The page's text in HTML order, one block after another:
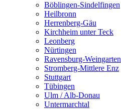
Böblingen-Sindelfingen
Heilbronn
Herrenberg-Gäu
Kirchheim unter Teck
Leonberg
Nürtingen
Ravensburg-Weingarten
Stromberg-Mittlere Enz
Stuttgart
Tübingen
Ulm / Alb-Donau
Untermarchtal